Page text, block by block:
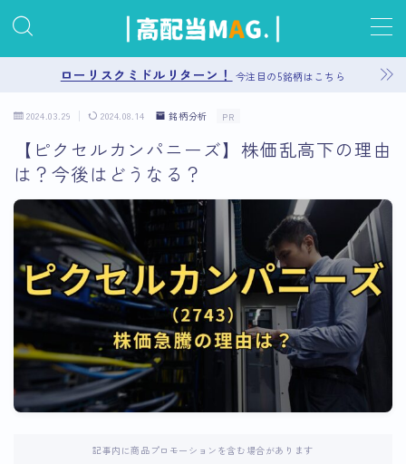
お問い合わせ
プライバシーポリシー
運営者情報
サイトマップ
ローリスクミドルリターン！ 今注目の5銘柄はこちら
2024.03.29 2024.08.14 銘柄分析 PR
【ピクセルカンパニーズ】株価乱高下の理由
は？今後はどうなる？
記事内に商品プロモーションを含む場合があります